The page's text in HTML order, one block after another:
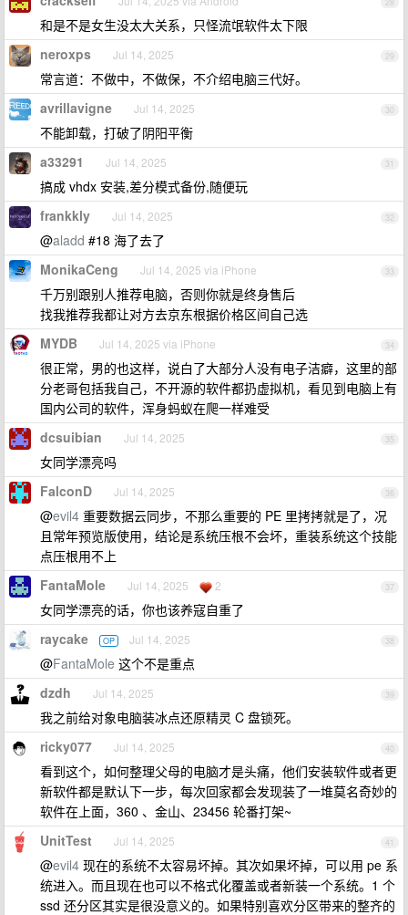
和是不是女生没太大关系，只怪流氓软件太下限
29
neroxps Jul 14, 2025
常言道：不做中，不做保，不介绍电脑三代好。
30
avrillavigne Jul 14, 2025
不能卸载，打破了阴阳平衡
31
a33291 Jul 14, 2025
搞成 vhdx 安装,差分模式备份,随便玩
32
frankkly Jul 14, 2025
@aladd #18 海了去了
33
MonikaCeng Jul 14, 2025 via iPhone
千万别跟别人推荐电脑，否则你就是终身售后
找我推荐我都让对方去京东根据价格区间自己选
34
MYDB Jul 14, 2025 via iPhone
很正常，男的也这样，说白了大部分人没有电子洁癖，这里的部
分老哥包括我自己，不开源的软件都扔虚拟机，看见到电脑上有
国内公司的软件，浑身蚂蚁在爬一样难受
35
dcsuibian Jul 14, 2025
女同学漂亮吗
36
FalconD Jul 14, 2025
@evil4 重要数据云同步，不那么重要的 PE 里拷拷就是了，况
且常年预览版使用，结论是系统压根不会坏，重装系统这个技能
点压根用不上
37
FantaMole Jul 14, 2025 2
女同学漂亮的话，你也该养寇自重了
38
raycake OP Jul 14, 2025
@FantaMole 这个不是重点
39
dzdh Jul 14, 2025
我之前给对象电脑装冰点还原精灵 C 盘锁死。
40
ricky077 Jul 14, 2025
看到这个，如何整理父母的电脑才是头痛，他们安装软件或者更
新软件都是默认下一步，每次回家都会发现装了一堆莫名奇妙的
软件在上面，360 、金山、23456 轮番打架~
41
UnitTest Jul 14, 2025
@evil4 现在的系统不太容易坏掉。其次如果坏掉，可以用 pe 系
统进入。而且现在也可以不格式化覆盖或者新装一个系统。1 个
ssd 还分区其实是很没意义的。如果特别喜欢分区带来的整齐的